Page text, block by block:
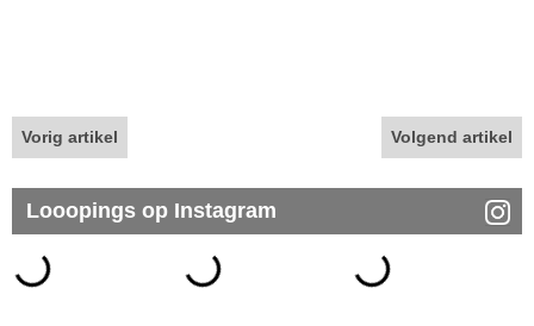
Vorig artikel Volgend artikel
Looopings op Instagram